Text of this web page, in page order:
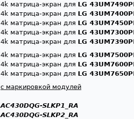
4k матрица-экран для LG
4k матрица-экран для LG
4k матрица-экран для LG
4k матрица-экран для LG
4k матрица-экран для LG
4k матрица-экран для LG
4k матрица-экран для LG
4k матрица-экран для LG
с маркировкой модулей
AC430DQG-SLKP1_RA
AC430DQG-SLKP2_RA